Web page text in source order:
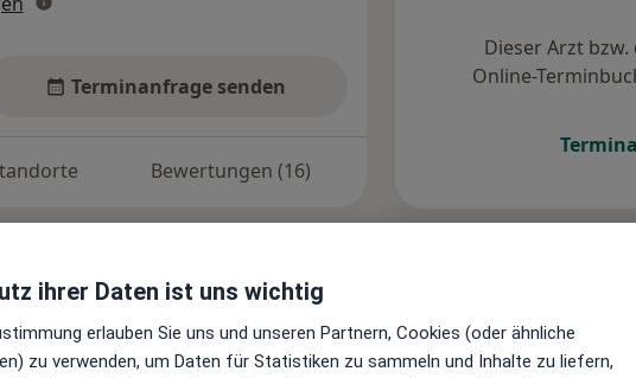
Terminanfrage senden
Bewertungen (16)
Dieser Arzt
Online-
ihrer Daten ist uns wichtig
erlauben Sie uns und unseren Partnern, Cookies (oder ähnliche
zu verwenden, um Daten für Statistiken zu sammeln und Inhalte zu liefern,